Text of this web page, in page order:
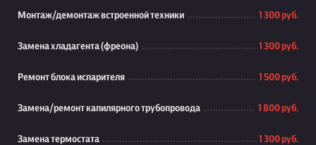
Монтаж/демонтаж встроенной техники 1 300 руб.
Замена хладагента (фреона) 1 300 руб.
Ремонт блока испарителя 1 500 руб.
Замена/ремонт капилярного трубопровода 1 800 руб.
Замена термостата 1 300 руб.